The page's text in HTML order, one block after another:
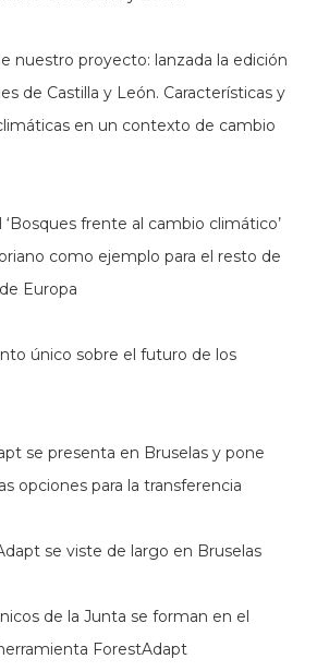
nuestro proyecto: lanzada la edición
de Castilla y León. Características y
en un contexto de cambio
frente al cambio climático’
como ejemplo para el resto de
Europa
único sobre el futuro de los
se presenta en Bruselas y pone
opciones para la transferencia
se viste de largo en Bruselas
de la Junta se forman en el
ForestAdapt